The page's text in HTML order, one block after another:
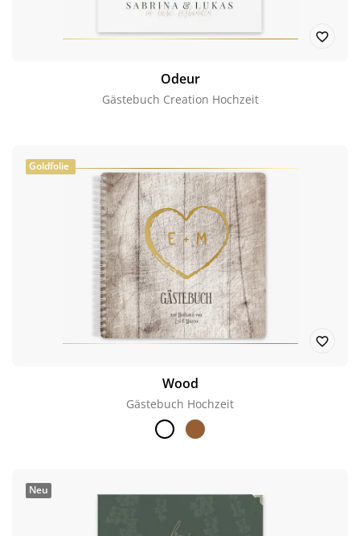
Odeur
Gästebuch Creation Hochzeit
Goldfolie
Wood
Gästebuch Hochzeit
Neu